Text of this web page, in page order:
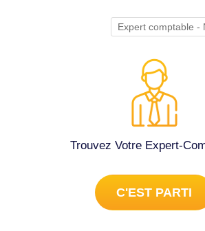
Expert comptable -
Trouvez Votre Expert-
C'EST PARTI